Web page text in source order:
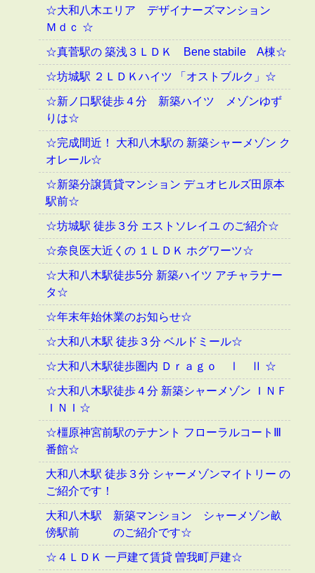
☆大和八木エリア デザイナーズマンション
Ｍｄｃ ☆
☆真菅駅の 築浅３ＬＤＫ Bene stabile A棟☆
☆坊城駅 ２ＬＤＫハイツ 「オストブルク」☆
☆新ノ口駅徒歩４分 新築ハイツ メゾンゆず
りは☆
☆完成間近！ 大和八木駅の 新築シャーメゾン ク
オレール☆
☆新築分譲賃貸マンション デュオヒルズ田原本
駅前☆
☆坊城駅 徒歩３分 エストソレイユ のご紹介☆
☆奈良医大近くの １ＬＤＫ ホグワーツ☆
☆大和八木駅徒歩5分 新築ハイツ アチャラナー
タ☆
☆年末年始休業のお知らせ☆
☆大和八木駅 徒歩３分 ベルドミール☆
☆大和八木駅徒歩圏内 Ｄｒａｇｏ Ⅰ Ⅱ ☆
☆大和八木駅徒歩４分 新築シャーメゾン ＩＮＦ
ＩＮＩ☆
☆橿原神宮前駅のテナント フローラルコートⅢ
番館☆
大和八木駅 徒歩３分 シャーメゾンマイトリー の
ご紹介です！
大和八木駅 新築マンション シャーメゾン畝
傍駅前 のご紹介です☆
☆４ＬＤＫ 一戸建て賃貸 曽我町戸建☆